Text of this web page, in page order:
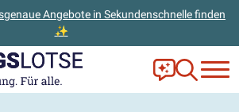
Angebote in Sekundenschnelle finden
✨
Seite springen
Frag Ella!
Zur